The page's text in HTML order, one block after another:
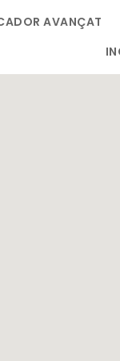
AVANÇAT